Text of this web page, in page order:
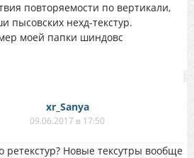
повторяемости по вертикали,
пысовских нехд-текстур.
моей папки шиндовс
xr_Sanya
09.06.2017 в 17:50
ретекстур? Новые тексутры вообще